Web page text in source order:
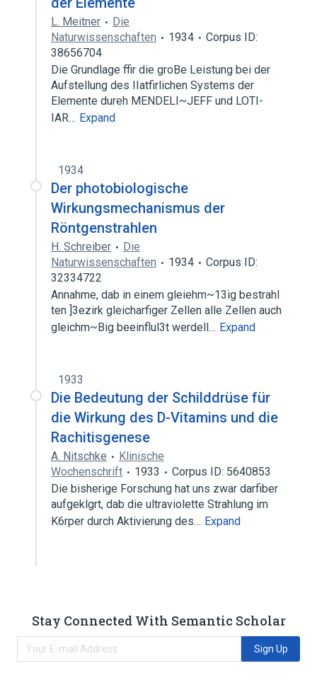
L. Meitner
Die
Naturwissenschaften
1934
Corpus ID:
38656704
Die Grundlage ffir die groBe Leistung bei der
Aufstellung des IIatfirlichen Systems der
Elemente dureh MENDELI~JEFF und LOTI-
IAR… Expand
1934
Der photobiologische
Wirkungsmechanismus der
Röntgenstrahlen
H. Schreiber
Die
Naturwissenschaften
1934
Corpus ID:
32334722
Annahme, dab in einem gleiehm~13ig bestrahl
ten ]3ezirk gleicharfiger Zellen alle Zellen auch
gleichm~Big beeinflul3t werdell… Expand
1933
Die Bedeutung der Schilddrüse für
die Wirkung des D-Vitamins und die
Rachitisgenese
A. Nitschke
Klinische
Wochenschrift
1933
Corpus ID: 5640853
Die bisherige Forschung hat uns zwar darfiber
aufgeklgrt, dab die ultraviolette Strahlung im
K6rper durch Aktivierung des… Expand
Stay Connected With Semantic Scholar
Sign Up